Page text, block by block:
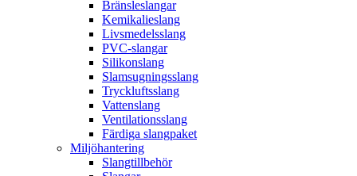
Bränsleslangar
Kemikalieslang
Livsmedelsslang
PVC-slangar
Silikonslang
Slamsugningsslang
Tryckluftsslang
Vattenslang
Ventilationsslang
Färdiga slangpaket
Miljöhantering
Slangtillbehör